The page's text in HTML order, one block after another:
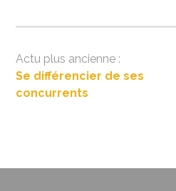
Navigation
de
Se différencier de ses
concurrents